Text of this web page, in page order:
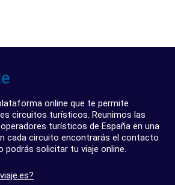
online que te permite
circuitos turísticos. Reunimos las
turísticos de España en una
cada circuito encontrarás el contacto
podrás solicitar tu viaje online.